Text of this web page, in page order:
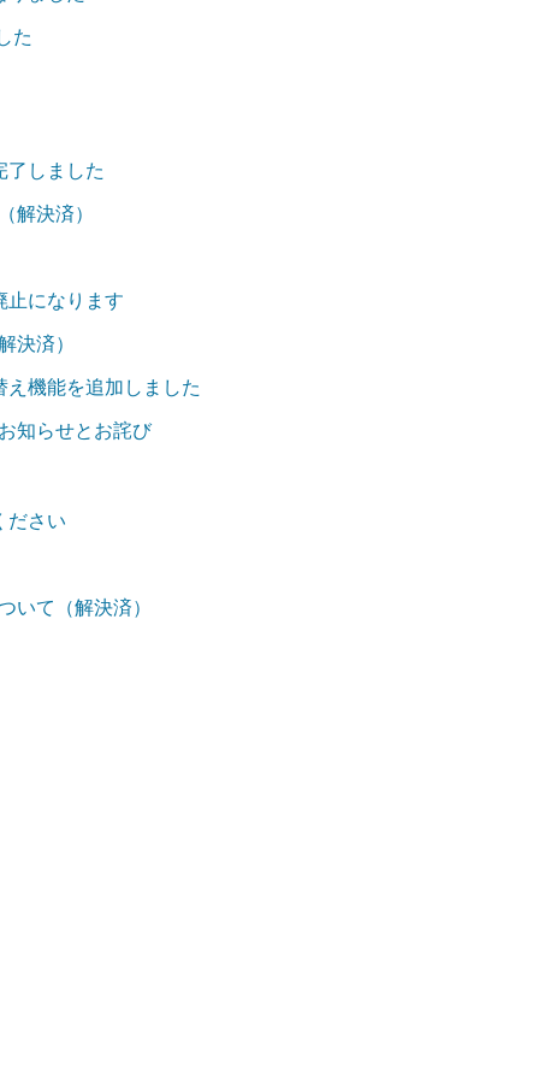
た
了しました
解決済）
止になります
決済）
え機能を追加しました
知らせとお詫び
ださい
いて（解決済）